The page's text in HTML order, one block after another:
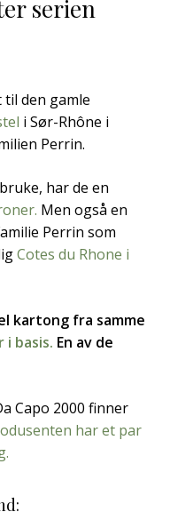
serien
den gamle
i Sør-Rhône i
Perrin.
har de en
Men også en
Perrin som
Cotes du Rhone i
kartong fra samme
i basis. En av de
Capo 2000 finner
har et par